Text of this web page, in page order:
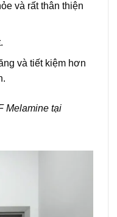
và rất thân thiện
và tiết kiệm hơn
Melamine tại